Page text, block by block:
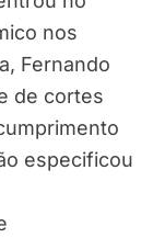
nos
Fernando
de cortes
especificou